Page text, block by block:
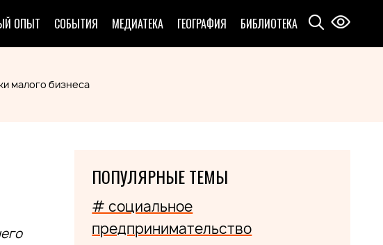
ОПЫТ СОБЫТИЯ МЕДИАТЕКА ГЕОГРАФИЯ БИБЛИОТЕКА
малого бизнеса
ПОПУЛЯРНЫЕ ТЕМЫ
# социальное
предпринимательство